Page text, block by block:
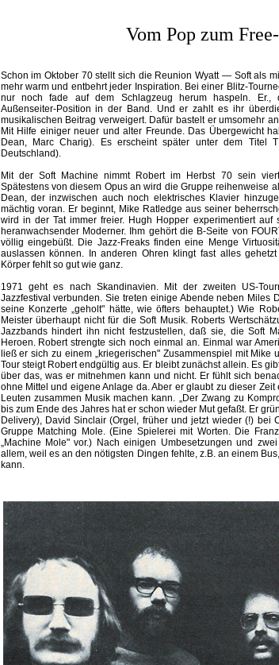
Vom Pop zum
Schon im Oktober 70 stellt sich die Reunion Wyatt — Soft als
mehr warm und entbehrt jeder Inspiration. Bei einer Blitz-
nur noch fade auf dem Schlagzeug herum haspeln. Er.,
Außenseiter-Position in der Band. Und er zahlt es ihr
musikalischen Beitrag verweigert. Dafür bastelt er umsomehr
Mit Hilfe einiger neuer und alter Freunde. Das Übergewicht
Dean, Marc Charig). Es erscheint später unter dem Titel
Deutschland).
Mit der Soft Machine nimmt Robert im Herbst 70 sein
Spätestens von diesem Opus an wird die Gruppe reihenweise
Dean, der inzwischen auch noch elektrisches Klavier
mächtig voran. Er beginnt, Mike Ratledge aus seiner
wird in der Tat immer freier. Hugh Hopper experimentiert
heranwachsender Moderner. Ihm gehört die B-Seite von
völlig eingebüßt. Die Jazz-Freaks finden eine Menge
auslassen können. In anderen Ohren klingt fast alles
Körper fehlt so gut wie ganz.
1971 geht es nach Skandinavien. Mit der zweiten US-
Jazzfestival verbunden. Sie treten einige Abende neben Miles
seine Konzerte „geholt" hätte, wie öfters behauptet.) Wie
Meister überhaupt nicht für die Soft Musik. Roberts
Jazzbands hindert ihn nicht festzustellen, daß sie, die Soft
Heroen. Robert strengte sich noch einmal an. Einmal war
ließ er sich zu einem „kriegerischen" Zusammenspiel mit
Tour steigt Robert endgültig aus. Er bleibt zunächst allein. Es
über das, was er mitnehmen kann und nicht. Er fühlt sich
ohne Mittel und eigene Anlage da. Aber er glaubt zu dieser
Leuten zusammen Musik machen kann. „Der Zwang zu
bis zum Ende des Jahres hat er schon wieder Mut gefaßt. Er
Delivery), David Sinclair (Orgel, früher und jetzt wieder (!) bei
Gruppe Matching Mole. (Eine Spielerei mit Worten. Die
„Machine Mole" vor.) Nach einigen Umbesetzungen und
allem, weil es an den nötigsten Dingen fehlte, z.B. an einem
kann.